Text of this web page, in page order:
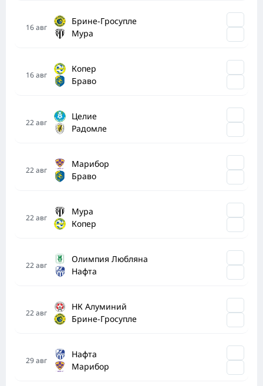
16авг
Брине-Гросупле
Мура
16авг
Копер
Браво
22авг
Целие
Радомле
22авг
Марибор
Браво
22авг
Мура
Копер
22авг
Олимпия Любляна
Нафта
22авг
НК Алуминий
Брине-Гросупле
29авг
Нафта
Марибор